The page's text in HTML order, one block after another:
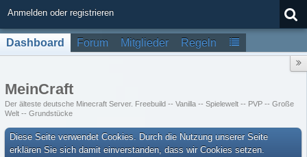
Anmelden oder registrieren
Dashboard Forum Mitglieder Regeln
MeinCraft
Der älteste deutsche Minecraft Server. Freebuild -- Vanilla -- Spielewelt -- PVP -- Große
Welt -- Grundstücke
Diese Seite verwendet Cookies. Durch die Nutzung unserer Seite
erklären Sie sich damit einverstanden, dass wir Cookies setzen.